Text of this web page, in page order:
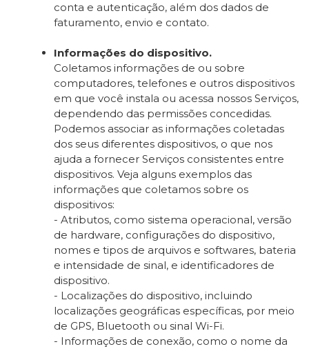
conta e autenticação, além dos dados de
faturamento, envio e contato.
Informações do dispositivo.
Coletamos informações de ou sobre
computadores, telefones e outros dispositivos
em que você instala ou acessa nossos Serviços,
dependendo das permissões concedidas.
Podemos associar as informações coletadas
dos seus diferentes dispositivos, o que nos
ajuda a fornecer Serviços consistentes entre
dispositivos. Veja alguns exemplos das
informações que coletamos sobre os
dispositivos:
- Atributos, como sistema operacional, versão
de hardware, configurações do dispositivo,
nomes e tipos de arquivos e softwares, bateria
e intensidade de sinal, e identificadores de
dispositivo.
- Localizações do dispositivo, incluindo
localizações geográficas específicas, por meio
de GPS, Bluetooth ou sinal Wi-Fi.
- Informações de conexão, como o nome da